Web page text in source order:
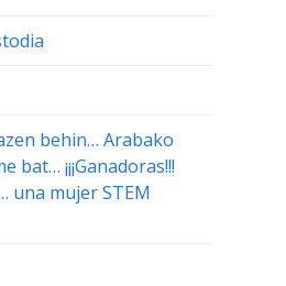
behin… Arabako
bat… ¡¡¡Ganadoras!!!
una mujer STEM